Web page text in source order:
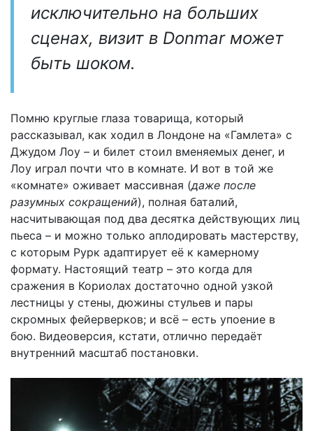
исключительно на больших
сценах, визит в Donmar может
быть шоком.
Помню круглые глаза товарища, который
рассказывал, как ходил в Лондоне на «Гамлета» с
Джудом Лоу – и билет стоил вменяемых денег, и
Лоу играл почти что в комнате. И вот в той же
«комнате» оживает массивная (даже после
разумных сокращений), полная баталий,
насчитывающая под два десятка действующих лиц
пьеса – и можно только аплодировать мастерству,
с которым Рурк адаптирует её к камерному
формату. Настоящий театр – это когда для
сражения в Кориолах достаточно одной узкой
лестницы у стены, дюжины стульев и пары
скромных фейерверков; и всё – есть упоение в
бою. Видеоверсия, кстати, отлично передаёт
внутренний масштаб постановки.